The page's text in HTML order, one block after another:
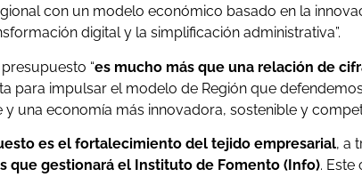
con un modelo económico basado en la
digital y la simplificación administrativa”.
“es mucho más que una relación de
para impulsar el modelo de Región que
una economía más innovadora, sostenible y
es el fortalecimiento del tejido empresarial, a
que gestionará el Instituto de Fomento (Info). Este